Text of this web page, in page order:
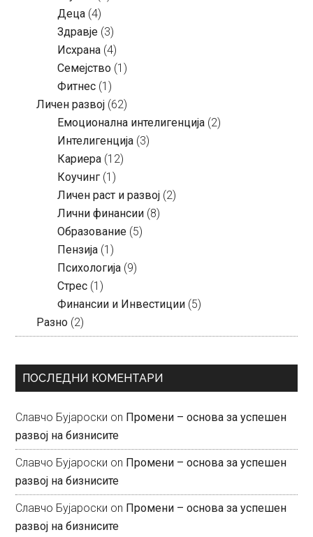
Деца (4)
Здравје (3)
Исхрана (4)
Семејство (1)
Фитнес (1)
Личен развој (62)
Емоционална интелигенција (2)
Интелигенција (3)
Кариера (12)
Коучинг (1)
Личен раст и развој (2)
Лични финансии (8)
Образование (5)
Пензија (1)
Психологија (9)
Стрес (1)
Финансии и Инвестиции (5)
Разно (2)
ПОСЛЕДНИ КОМЕНТАРИ
Славчо Бујароски on Промени – основа за успешен
развој на бизнисите
Славчо Бујароски on Промени – основа за успешен
развој на бизнисите
Славчо Бујароски on Промени – основа за успешен
развој на бизнисите